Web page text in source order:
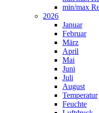
min/max
2026
Januar
Februar
März
April
Mai
Juni
Juli
August
Temperatur
Feuchte